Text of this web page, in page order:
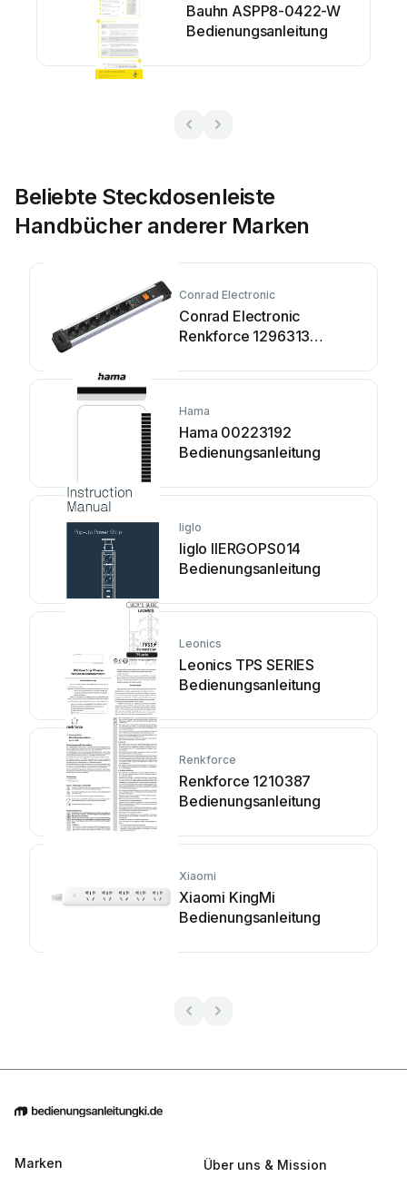
Bauhn ASPP8-0422-W
Bedienungsanleitung
Beliebte Steckdosenleiste
Handbücher anderer Marken
Conrad Electronic
Conrad Electronic
Renkforce 1296313
Hama
Hama 00223192
Bedienungsanleitung
Iiglo
Iiglo IIERGOPS014
Bedienungsanleitung
Leonics
Leonics TPS SERIES
Bedienungsanleitung
Renkforce
Renkforce 1210387
Bedienungsanleitung
Xiaomi
Xiaomi KingMi
Bedienungsanleitung
Marken Über uns & Mission